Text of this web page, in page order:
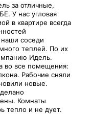
за отличные,
У нас угловая
в квартире всегда
соседи
теплей. По их
Идель.
во все помещения:
Рабочие сняли
новые.
Комнаты
тепло и не дует.